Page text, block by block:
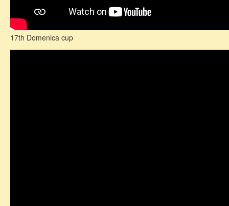
17th Domenica cup